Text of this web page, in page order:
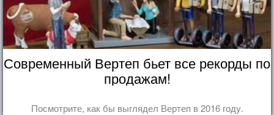
Современный Вертеп бьет все рекорды по
продажам!
Посмотрите, как бы выглядел Вертеп в 2016 году.